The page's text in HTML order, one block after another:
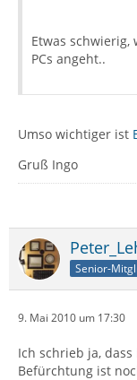
Etwas
PCs angeht..
Umso wichtiger ist
Gruß Ingo
Senior-
9. Mai 2010 um 17:30
Ich schrieb ja,
Befürchtung ist